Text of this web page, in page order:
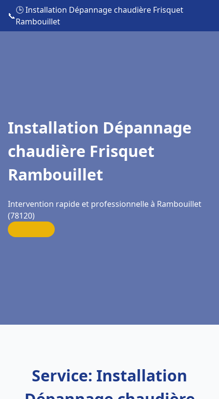
📞
🕒 Installation Dépannage chaudière Frisquet
Rambouillet
Installation Dépannage
chaudière Frisquet
Rambouillet
Intervention rapide et professionnelle à Rambouillet
(78120)
Service: Installation